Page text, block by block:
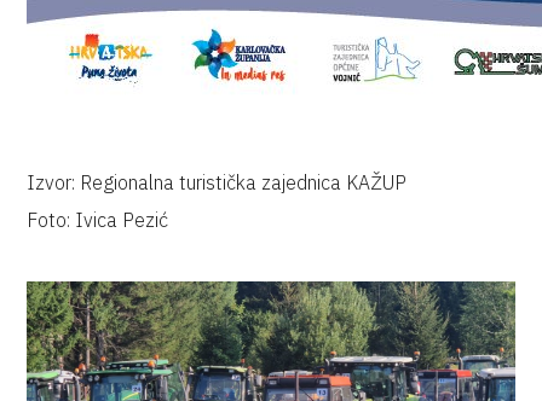
Izvor: Regionalna turistička zajednica KAŽUP
Foto: Ivica Pezić